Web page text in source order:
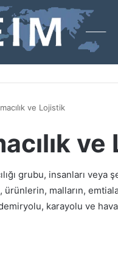
ve Lojistik
grubu, insanları
malların,
karayolu ve